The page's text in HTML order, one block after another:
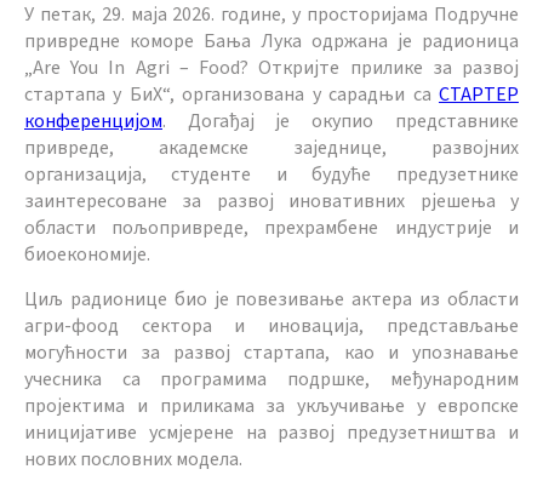
У петак, 29. маја 2026. године, у просторијама Подручне
привредне коморе Бања Лука одржана је радионица
„Are You In Agri – Food? Откријте прилике за развој
стартапа у БиХ“, организована у сарадњи са СТАРТЕР
конференцијом. Догађај је окупио представнике
привреде, академске заједнице, развојних
организација, студенте и будуће предузетнике
заинтересоване за развој иновативних рјешења у
области пољопривреде, прехрамбене индустрије и
биоекономије.
Циљ радионице био је повезивање актера из области
агри-фоод сектора и иновација, представљање
могућности за развој стартапа, као и упознавање
учесника са програмима подршке, међународним
пројектима и приликама за укључивање у европске
иницијативе усмјерене на развој предузетништва и
нових пословних модела.